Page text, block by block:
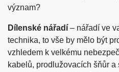
význam?
Dílenské nářadí – nářadí ve
technika, to vše by mělo být
vzhledem k velkému
kabelů, prodlužovacích šňůr a